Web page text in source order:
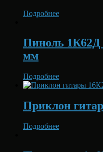
Подробнее
Пиноль 1К62Д
мм
Подробнее
Приклон
Подробнее